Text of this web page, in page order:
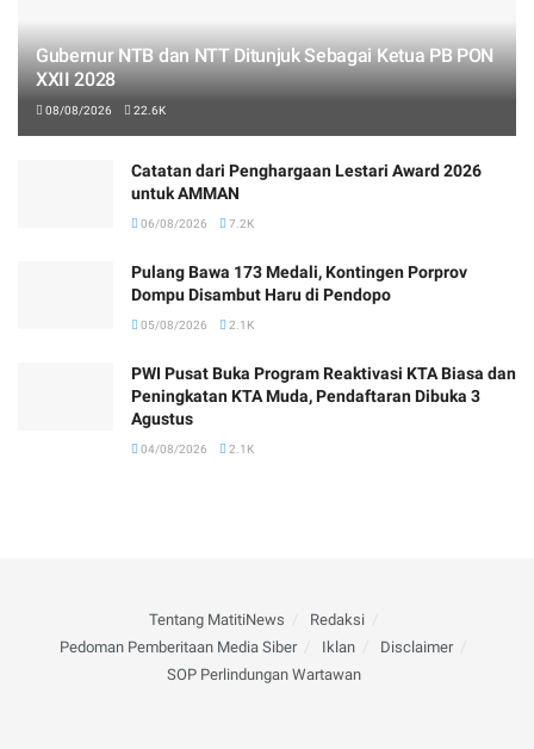
Gubernur NTB dan NTT Ditunjuk Sebagai Ketua PB PON
XXII 2028
08/08/2026 22.6K
Catatan dari Penghargaan Lestari Award 2026
untuk AMMAN
06/08/2026 7.2K
Pulang Bawa 173 Medali, Kontingen Porprov
Dompu Disambut Haru di Pendopo
05/08/2026 2.1K
PWI Pusat Buka Program Reaktivasi KTA Biasa dan
Peningkatan KTA Muda, Pendaftaran Dibuka 3
Agustus
04/08/2026 2.1K
Tentang MatitiNews
Redaksi
Pedoman Pemberitaan Media Siber
Iklan
Disclaimer
SOP Perlindungan Wartawan